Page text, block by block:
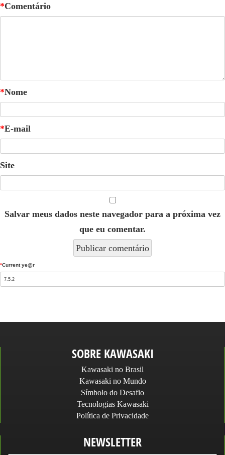
Comentário
*
Nome
*
E-mail
*
Site
Salvar meus dados neste navegador para a próxima vez
que eu comentar.
Current ye@r
*
SOBRE KAWASAKI
Kawasaki no Brasil
Kawasaki no Mundo
Símbolo do Desafio
Tecnologias Kawasaki
Política de Privacidade
NEWSLETTER